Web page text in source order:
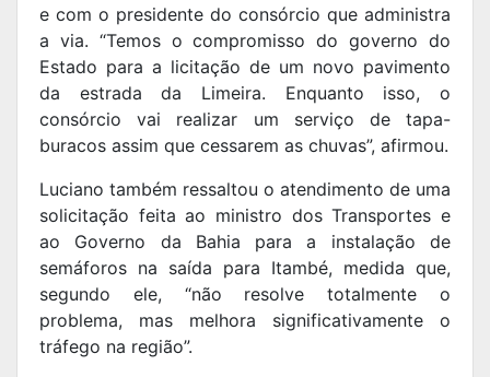
e com o presidente do consórcio que administra
a via. “Temos o compromisso do governo do
Estado para a licitação de um novo pavimento
da estrada da Limeira. Enquanto isso, o
consórcio vai realizar um serviço de tapa-
buracos assim que cessarem as chuvas”, afirmou.
Luciano também ressaltou o atendimento de uma
solicitação feita ao ministro dos Transportes e
ao Governo da Bahia para a instalação de
semáforos na saída para Itambé, medida que,
segundo ele, “não resolve totalmente o
problema, mas melhora significativamente o
tráfego na região”.